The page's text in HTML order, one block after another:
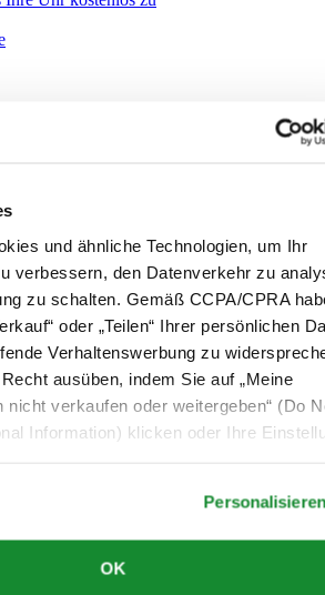
und ähnliche Technologien, um Ihr
verbessern, den Datenverkehr zu
zu schalten. Gemäß CCPA/CPRA
oder „Teilen“ Ihrer persönlichen
Verhaltenswerbung zu
ausüben, indem Sie auf „Meine
nicht verkaufen oder weitergeben“ (Do
Information) klicken oder Ihre
OK
und Konditionen
CERTINA Club
Newsletter und erhalten Sie exklusive